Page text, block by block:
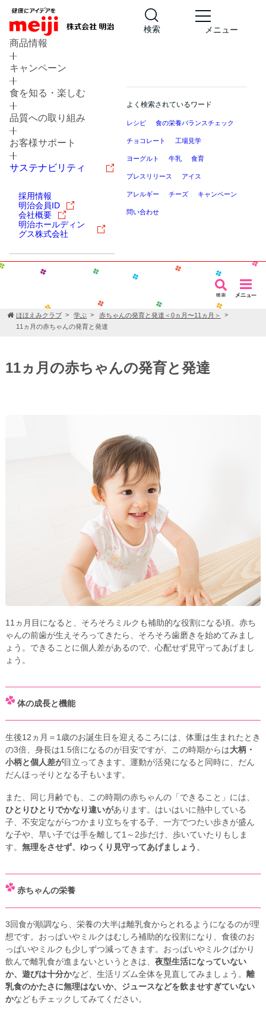
検索 メニュー
商品情報
キャンペーン
食を知る・楽しむ
品質への取り組み
お客様サポート
サステナビリティ
採用情報
明治会員ID
会社概要
明治ホールディン
グス株式会社
よく検索されているワード
レシピ 食の栄養バランスチェック
チョコレート 工場見学
ヨーグルト 牛乳 食育
プレスリリース アイス
アレルギー チーズ キャンペーン
問い合わせ
ほほえみクラブ 学ぶ
赤ちゃんの発育と発達＜0ヵ月〜11ヵ月＞
11ヵ月の赤ちゃんの発育と発達
11ヵ月の赤ちゃんの発育と発達
11ヵ月目になると、そろそろミルクも補助的な役割になる頃。赤ち
ゃんの前歯が生えそろってきたら、そろそろ歯磨きを始めてみまし
ょう。できることに個人差があるので、心配せず見守ってあげまし
ょう。
体の成長と機能
生後12ヵ月＝1歳のお誕生日を迎えるころには、体重は生まれたとき
の3倍、身長は1.5倍になるのが目安ですが、この時期からは大柄・
小柄と個人差が目立ってきます。運動が活発になると同時に、だん
だんほっそりとなる子もいます。
また、同じ月齢でも、この時期の赤ちゃんの「できること」には、
ひとりひとりでかなり違いがあります。はいはいに熱中している
子、不安定ながらつかまり立ちをする子、一方でつたい歩きが盛ん
な子や、早い子では手を離して1～2歩だけ、歩いていたりもしま
す。 無理をさせず、ゆっくり見守ってあげましょう 。
赤ちゃんの栄養
3回食が順調なら、栄養の大半は離乳食からとれるようになるのが理
想です。おっぱいやミルクはむしろ補助的な役割になり、食後のお
っぱいやミルクも少しずつ減ってきます。おっぱいやミルクばかり
飲んで離乳食が進まないというときは、 夜型生活になっていない
か、遊びは十分かなど、生活リズム全体を見直してみましょう。 離
乳食のかたさに無理はないか、ジュースなどを飲ませすぎていない
かなどもチェックしてみてください。